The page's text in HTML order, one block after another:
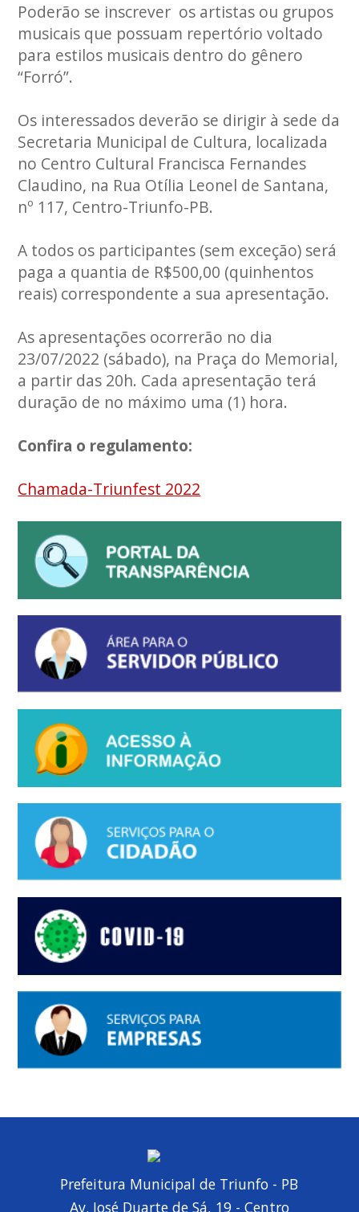
Poderão se inscrever os artistas ou grupos
musicais que possuam repertório voltado
para estilos musicais dentro do gênero
“Forró”.
Os interessados deverão se dirigir à sede da
Secretaria Municipal de Cultura, localizada
no Centro Cultural Francisca Fernandes
Claudino, na Rua Otília Leonel de Santana,
nº 117, Centro-Triunfo-PB.
A todos os participantes (sem exceção) será
paga a quantia de R$500,00 (quinhentos
reais) correspondente a sua apresentação.
As apresentações ocorrerão no dia
23/07/2022 (sábado), na Praça do Memorial,
a partir das 20h. Cada apresentação terá
duração de no máximo uma (1) hora.
Confira o regulamento:
Chamada-Triunfest 2022
Prefeitura Municipal de Triunfo - PB
Av. José Duarte de Sá, 19 - Centro